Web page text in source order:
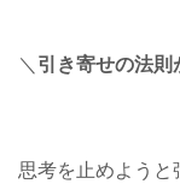
＼ 引き寄せの法則
思考を止めようと